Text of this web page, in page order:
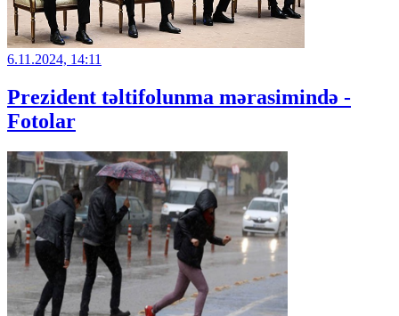
6.11.2024, 14:11
Prezident təltifolunma mərasimində -
Fotolar